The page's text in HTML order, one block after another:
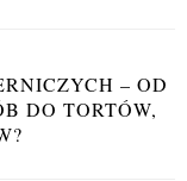
– OD
DO TORTÓW,